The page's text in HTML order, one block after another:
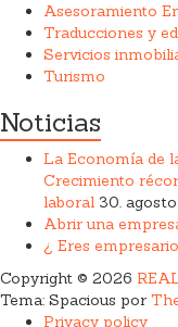
Asesoramiento
Traducciones y
Servicios
Turismo
Noticias
La Economía de
Crecimiento
laboral 30.
Abrir una
¿ Eres
Copyright © 2026
Tema: Spacious por
Privacy policy